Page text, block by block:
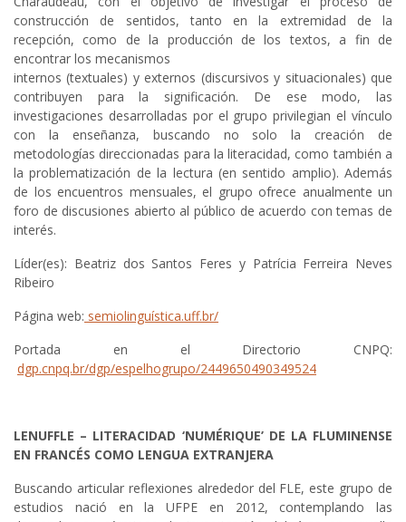
construcción de sentidos, tanto en la extremidad de la
recepción, como de la producción de los textos, a fin de
encontrar los mecanismos
internos (textuales) y externos (discursivos y situacionales) que
contribuyen para la significación. De ese modo, las
investigaciones desarrolladas por el grupo privilegian el vínculo
con la enseñanza, buscando no solo la creación de
metodologías direccionadas para la literacidad, como también a
la problematización de la lectura (en sentido amplio). Además
de los encuentros mensuales, el grupo ofrece anualmente un
foro de discusiones abierto al público de acuerdo con temas de
interés.
Líder(es): Beatriz dos Santos Feres y Patrícia Ferreira Neves
Ribeiro
Página web: semiolinguística.uff.br/
Portada en el Directorio CNPQ:
dgp.cnpq.br/dgp/espelhogrupo/2449650490349524
LENUFFLE – LITERACIDAD ‘NUMÉRIQUE’ DE LA FLUMINENSE
EN FRANCÉS COMO LENGUA EXTRANJERA
Buscando articular reflexiones alrededor del FLE, este grupo de
estudios nació en la UFPE en 2012, contemplando las